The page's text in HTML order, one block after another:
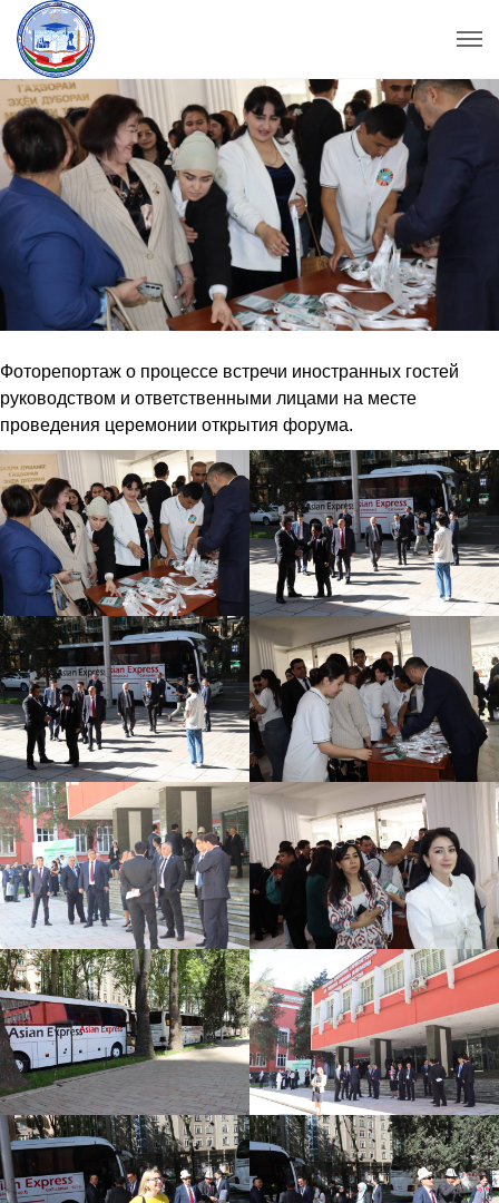
Фоторепортаж о процессе встречи иностранных гостей
руководством и ответственными лицами на месте
проведения церемонии открытия форума.